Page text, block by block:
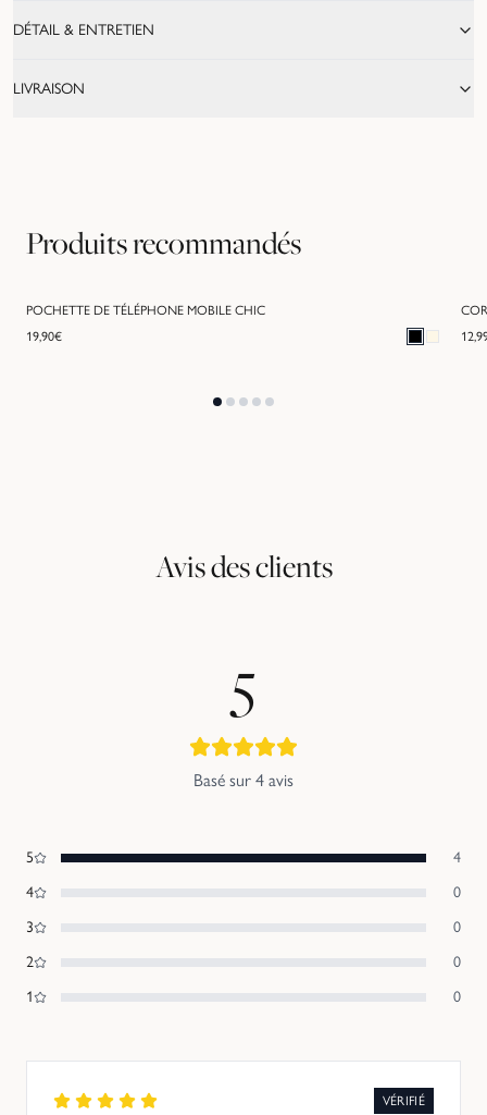
DÉTAIL & ENTRETIEN
LIVRAISON
Produits recommandés
POCHETTE DE TÉLÉPHONE MOBILE CHIC
19,90€
Avis des clients
5
Basé sur 4 avis
5
4
4
0
3
0
2
0
1
0
VÉRIFIÉ